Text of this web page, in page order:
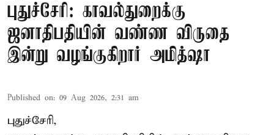
புதுச்சேரி: காவல்துறைக்கு
ஜனாதிபதியின் வண்ண விருதை
இன்று வழங்குகிறார் அமித்ஷா
Published on: 09 Aug 2026, 2:31 am
புதுச்சேரி,